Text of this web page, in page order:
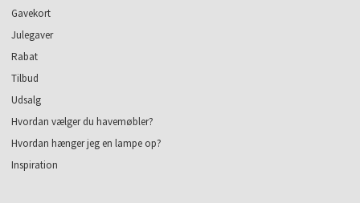
Gavekort
Julegaver
Rabat
Tilbud
Udsalg
Hvordan vælger du havemøbler?
Hvordan hænger jeg en lampe op?
Inspiration